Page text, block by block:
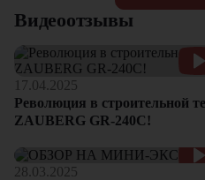
Видеоотзывы
17.04.2025
Революция в строительной
ZAUBERG GR-240C!
28.03.2025